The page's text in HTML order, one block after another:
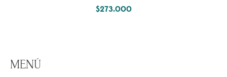
$273.000
MENÚ